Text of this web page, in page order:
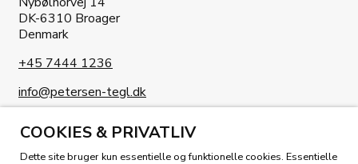
COOKIES & PRIVATLIV
Dette site bruger kun essentielle og funktionelle cookies. Essentielle
DK-6310 Broager
Denmark
+45 7444 1236
info@petersen-tegl.dk